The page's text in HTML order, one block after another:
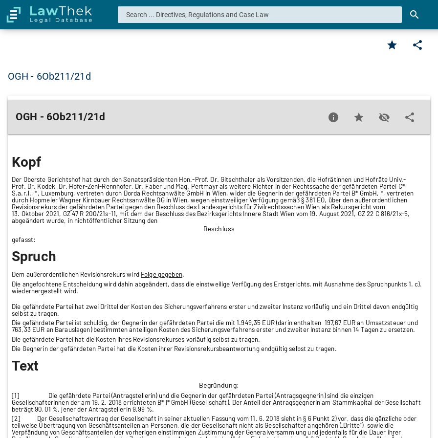
search
star share
OGH - 6Ob211/21d
OGH - 6Ob211/21d info star visibility_off share
Kopf
Der Oberste Gerichtshof hat durch den Senatspräsidenten Hon.-Prof. Dr. Gitschthaler als Vorsitzenden, die Hofrätinnen und Hofräte Univ.-
Prof. Dr. Kodek, Dr. Hofer-Zeni-Rennhofer, Dr. Faber und Mag. Pertmayr als weitere Richter in der Rechtssache der gefährdeten Partei C*
S.a.r.l., *, Luxemburg, vertreten durch Dorda Rechtsanwälte GmbH in Wien, wider die Gegnerin der gefährdeten Partei B* GmbH, *, vertreten
durch Hopmeier Wagner Kirnbauer Rechtsanwälte OG in Wien, wegen einstweiliger Verfügung gemäß § 381 EO, über den außerordentlichen
Revisionsrekurs der gefährdeten Partei gegen den Beschluss des Landesgerichts für Zivilrechtssachen Wien als Rekursgericht vom
13. Oktober 2021, GZ 47 R 200/21s-11, mit dem der Beschluss des Bezirksgerichts Innere Stadt Wien vom 19. August 2021, GZ 22 C 816/21x-5,
abgeändert wurde, in nichtöffentlicher Sitzung den
Beschluss
gefasst:
Spruch
Dem außerordentlichen Revisionsrekurs wird Folge gegeben.
Die angefochtene Entscheidung wird dahin abgeändert, dass die einstweilige Verfügung des Erstgerichts, mit Ausnahme des Spruchpunkts 1. c),
wiederhergestellt wird.
Die gefährdete Partei hat zwei Drittel der Kosten des Sicherungsverfahrens erster und zweiter Instanz vorläufig und ein Drittel davon endgültig
selbst zu tragen.
Die gefährdete Partei ist schuldig, der Gegnerin der gefährdeten Partei die mit 1.949,35 EUR (darin enthalten 197,67 EUR an Umsatzsteuer und
763,33 EUR an Barauslagen) bestimmten anteiligen Kosten des Sicherungsverfahrens erster und zweiter Instanz binnen 14 Tagen zu ersetzen.
Die gefährdete Partei hat die Kosten ihres Revisionsrekurses vorläufigselbst zu tragen.
Die Gegnerin der gefährdeten Partei hat die Kosten ihrer Revisionsrekursbeantwortung endgültig selbst zu tragen.
Text
Begründung:
[1]
Die gefährdete Partei (Antragstellerin) und die Gegnerin der gefährdeten Partei (Antragsgegnerin) sind die einzigen
Gesellschafterinnen der am 19. 2. 2018 errichteten B* I* GmbH (Gesellschaft). Der Anteil der Antragsgegnerin am Stammkapital der Gesellschaft
beträgt 90,01 %, jener der Antragstellerin 9,99 %.
[2] Der Gesellschaftsvertrag der Gesellschaft in seiner aktuellen Fassung vom 11. 6. 2018 sieht in § 6 Punkt 2) vor, dass die gänzliche oder
teilweise Übertragung von Geschäftsanteilen an Personen, die der Gesellschaft nicht als Gesellschafter angehören („Dritte“), sowie die
Verpfändung von Geschäftsanteilen der vorherigen einstimmigen Zustimmung der Generalversammlung und jedenfalls für die Dauer ihrer